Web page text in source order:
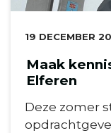
DATUM:
19 DECEMBER
Maak
Elferen
Deze zomer